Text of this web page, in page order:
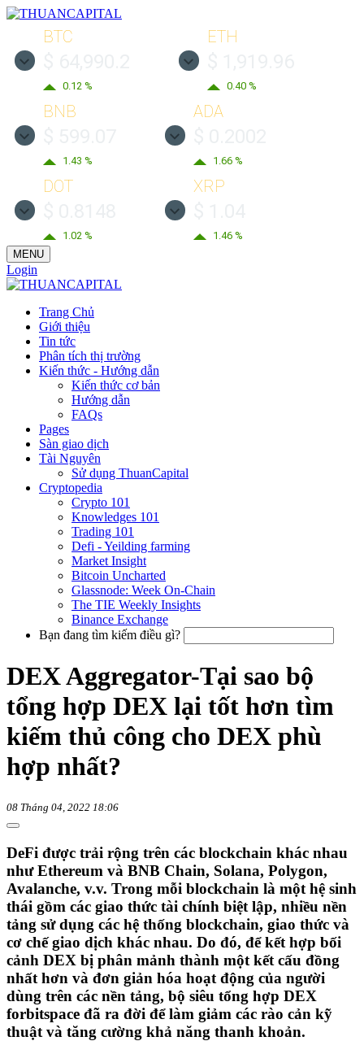
BTC
0.12 %
ETH
0.40 %
BNB
1.43 %
ADA
1.66 %
DOT
1.02 %
XRP
1.46 %
MENU
Login
Trang Chủ
Giới thiệu
Tin tức
Phân tích thị trường
Kiến thức - Hướng dẫn
Kiến thức cơ bản
Hướng dẫn
FAQs
Pages
Sàn giao dịch
Tài Nguyên
Sử dụng ThuanCapital
Cryptopedia
Crypto 101
Knowledges 101
Trading 101
Defi - Yeilding farming
Market Insight
Bitcoin Uncharted
Glassnode: Week On-Chain
The TIE Weekly Insights
Binance Exchange
Bạn đang tìm kiếm điều gì?
DEX Aggregator-Tại sao bộ
tổng hợp DEX lại tốt hơn tìm
kiếm thủ công cho DEX phù
hợp nhất?
08 Tháng 04, 2022 18:06
DeFi được trải rộng trên các blockchain khác nhau
như Ethereum và BNB Chain, Solana, Polygon,
Avalanche, v.v. Trong mỗi blockchain là một hệ sinh
thái gồm các giao thức tài chính biệt lập, nhiều nền
tảng sử dụng các hệ thống blockchain, giao thức và
cơ chế giao dịch khác nhau. Do đó, để kết hợp bối
cảnh DEX bị phân mảnh thành một kết cấu đồng
nhất hơn và đơn giản hóa hoạt động của người
dùng trên các nền tảng, bộ siêu tổng hợp DEX
forbitspace đã ra đời để làm giảm các rào cản kỹ
thuật và tăng cường khả năng thanh khoản.